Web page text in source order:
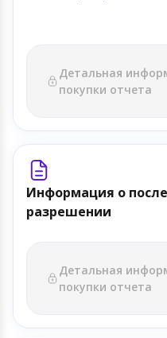
Детальная
покупки отчета
Информация о
разрешении
Детальная
покупки отчета